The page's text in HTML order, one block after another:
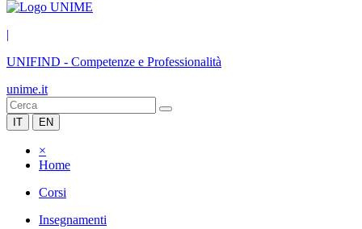
|
UNIFIND - Competenze e Professionalità
unime.it
IT EN
×
Home
Corsi
Insegnamenti